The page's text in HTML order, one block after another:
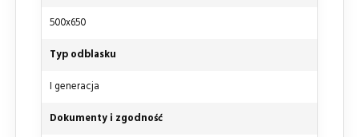
500x650
Typ odblasku
I generacja
Dokumenty i zgodność